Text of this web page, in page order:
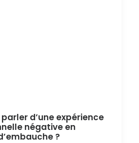
d’une expérience
négative en
?